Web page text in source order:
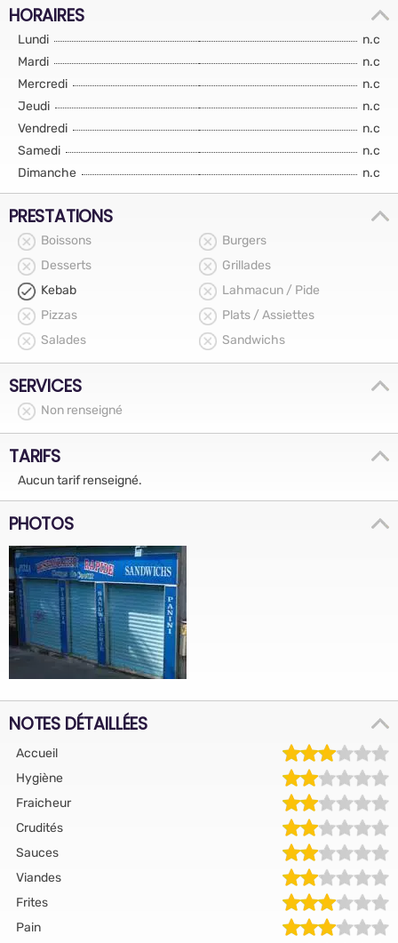
HORAIRES
Lundi
n.c
Mardi
n.c
Mercredi
n.c
Jeudi
n.c
Vendredi
n.c
Samedi
n.c
Dimanche
n.c
PRESTATIONS
Boissons
Burgers
Desserts
Grillades
Kebab
Lahmacun / Pide
Pizzas
Plats / Assiettes
Salades
Sandwichs
SERVICES
Non renseigné
TARIFS
Aucun tarif renseigné.
PHOTOS
NOTES DÉTAILLÉES
Accueil
Hygiène
Fraicheur
Crudités
Sauces
Viandes
Frites
Pain